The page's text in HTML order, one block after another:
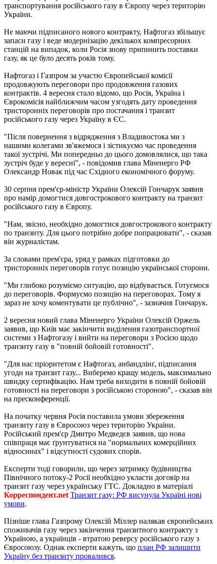
транспортування російського газу в Європу через територію
України.
Не маючи підписаного нового контракту, Нафтогаз збільшує
запаси газу і веде модернізацію декількох компресорних
станцій на випадок, коли Росія знову припинить поставки
газу, як це було десять років тому.
Нафтогаз і Газпром за участю Європейської комісії
продовжують переговори про продовження газових
контрактів. 4 вересня стало відомо, що Росія, Україна і
Єврокомісія найближчим часом узгодять дату проведення
тристоронніх переговорів про постачання і транзит
російського газу через Україну в ЄС.
"Після повернення з відрядження з Владивостока ми з
нашими колегами зв'яжемося і зістикуємо час проведення
такої зустрічі. Ми попередньо до цього домовлялися, що така
зустріч буде у вересні", - повідомив глава Міненерго РФ
Олександр Новак під час Східного економічного форуму.
30 серпня прем'єр-міністр України Олексій Гончарук заявив
про намір домогтися довгострокового контракту на транзит
російського газу в Європу.
"Нам, звісно, необхідно домогтися довгострокового контракту
по транзиту. Для цього потрібно добре попрацювати", - сказав
він журналістам.
За словами прем'єра, уряд у рамках підготовки до
тристоронніх переговорів готує позицію української сторони.
"Ми глибоко розуміємо ситуацію, що відбувається. Готуємося
до переговорів. Формуємо позицію на переговорах. Тому я
зараз не хочу коментувати це публічно", - зазначив Гончарук.
2 вересня новий глава Міненерго України Олексій Оржель
заявив, що Київ має закінчити виділення газотранспортної
системи з Нафтогазу і вийти на переговори з Росією щодо
транзиту газу в "повній бойовій готовності".
"Для нас пріоритетом є Нафтогаз, анбандлінґ, підписання
угоди на транзит газу... Виберемо кращу модель, максимально
швидку сертифікацію. Нам треба виходити в повній бойовій
готовності на переговори з російською стороною", - сказав він
на пресконференції.
На початку червня Росія поставила умови збереження
транзиту газу в Євросоюз через територію України.
Російський прем'єр Дмитро Медведєв заявив, що нова
співпраця має ґрунтуватися на "нормальних комерційних
відносинах" і відсутності судових спорів.
Експерти тоді говорили, що через затримку будівництва
Північного потоку-2 Росії необхідно укласти договір на
транзит газу через українську ГТС. Докладно в матеріалі
Корреспондент.net Транзит газу: РФ висунула Україні нові
умови.
Пізніше глава Газпрому Олексій Міллер налякав європейських
споживачів газу через закінчення транзитного контракту з
Україною, а українців - втратою реверсу російського газу з
Євросоюзу. Однак експерти кажуть, що план РФ залишити
Україну без транзиту провалився.